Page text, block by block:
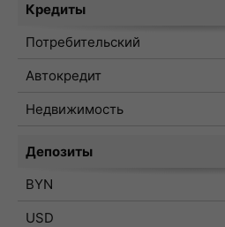
Кредиты
Потребительский
Автокредит
Недвижимость
Депозиты
BYN
USD